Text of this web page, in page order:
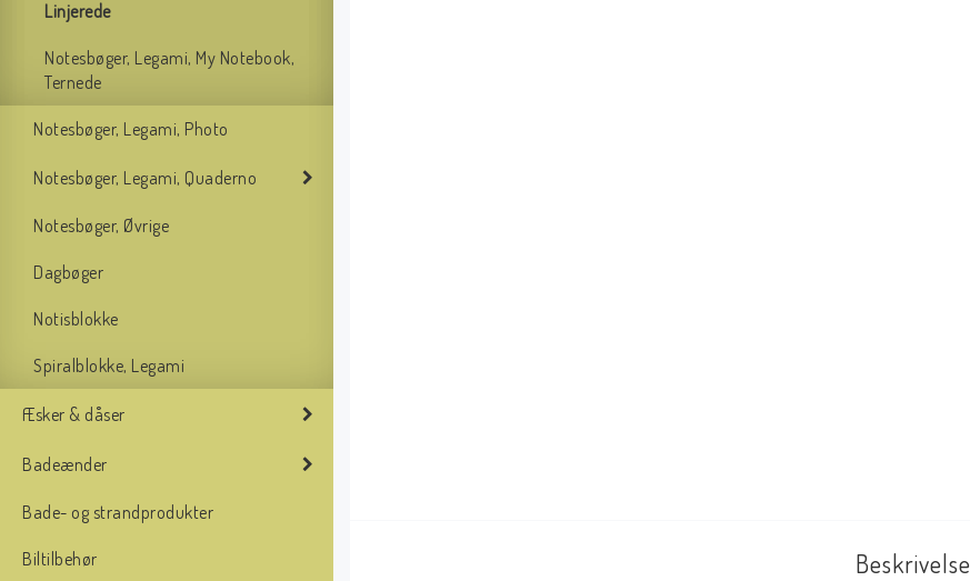
Linjerede
Notesbøger, Legami, My Notebook,
Ternede
Notesbøger, Legami, Photo
Notesbøger, Legami, Quaderno
Notesbøger, Øvrige
Dagbøger
Notisblokke
Spiralblokke, Legami
Æsker & dåser
Badeænder
Bade- og strandprodukter
Biltilbehør Beskrivelse